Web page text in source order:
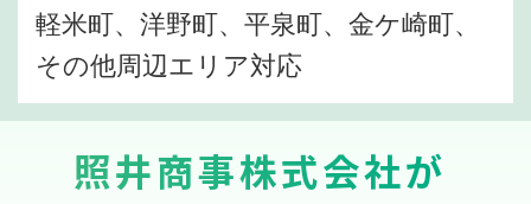
軽米町、洋野町、平泉町、金ケ崎町、
その他周辺エリア対応
照井商事株式会社が